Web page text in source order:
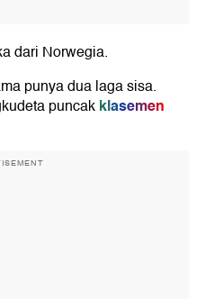
dari Norwegia.
punya dua laga sisa.
puncakklasemen